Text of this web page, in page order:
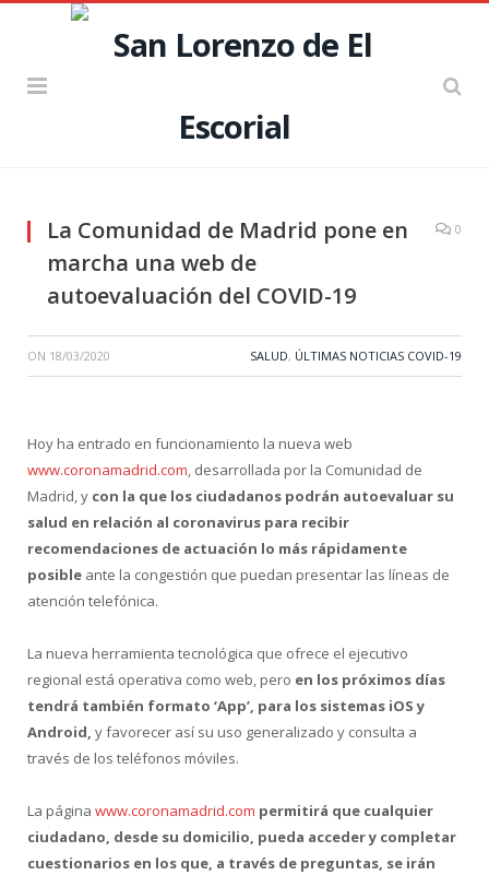
La Comunidad de Madrid pone en
marcha una web de
autoevaluación del COVID-19
0
ON 18/03/2020 SALUD, ÚLTIMAS NOTICIAS COVID-19
Hoy ha entrado en funcionamiento la nueva web
www.coronamadrid.com, desarrollada por la Comunidad de
Madrid, y con la que los ciudadanos podrán autoevaluar su
salud en relación al coronavirus para recibir
recomendaciones de actuación lo más rápidamente
posible ante la congestión que puedan presentar las líneas de
atención telefónica.
La nueva herramienta tecnológica que ofrece el ejecutivo
regional está operativa como web, pero en los próximos días
tendrá también formato ‘App’, para los sistemas iOS y
Android, y favorecer así su uso generalizado y consulta a
través de los teléfonos móviles.
La página www.coronamadrid.com permitirá que cualquier
ciudadano, desde su domicilio, pueda acceder y completar
cuestionarios en los que, a través de preguntas, se irán